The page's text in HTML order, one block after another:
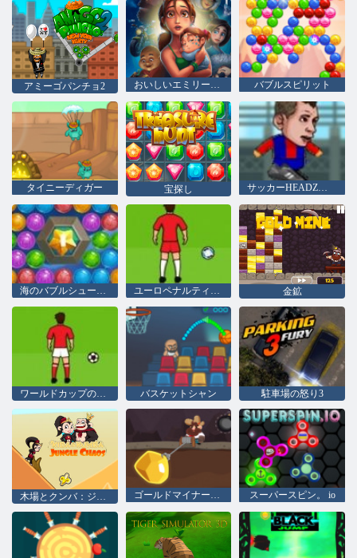
アミーゴパンチョ2 おいしいエミリーの希望＆フィアーズ バブルスピリット
タイニーディガー 宝探し サッカーHEADZカップ2
海のバブルシューター ユーロペナルティ2016 金鉱
ワールドカップのペナルティ バスケットシャン 駐車場の怒り3
ゴールドマイナートム スーパースピン。 io